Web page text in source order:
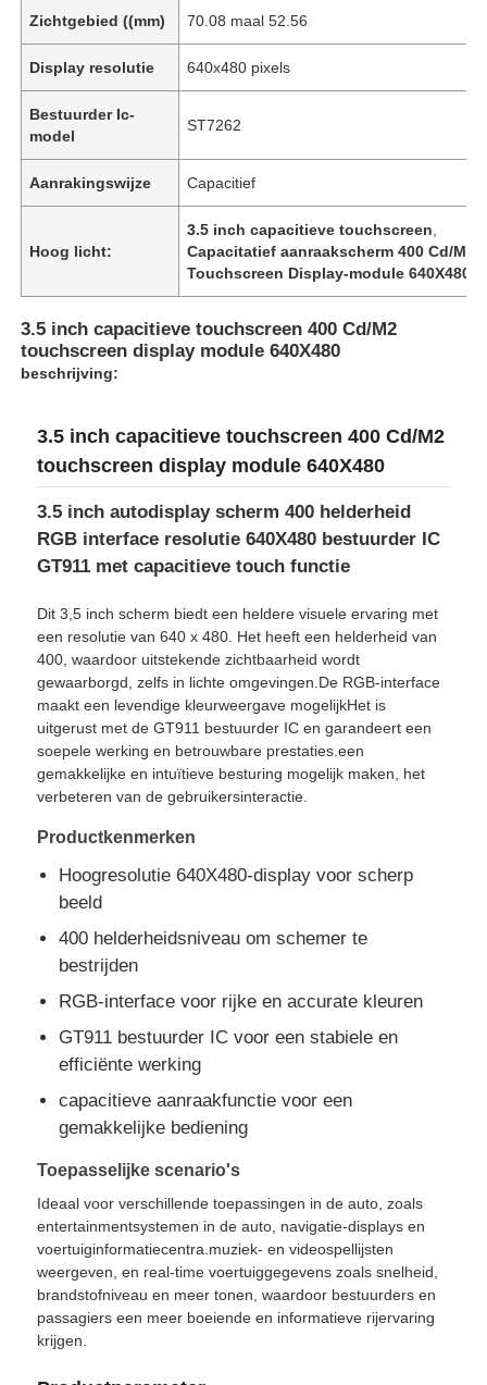
Huis
Video's
Over Ons
Fabriekstour
Kwaliteitscontrole
Neem contact met ons op
Nieuws
Gevallen
Zichtgebied ((mm) 70.08 maal 52.56
Display resolutie 640x480 pixels
Bestuurder Ic-
model
ST7262
Aanrakingswijze Capacitief
Hoog licht:
3.5 inch capacitieve touchscreen
Capacitatief aanraakscherm 400 Cd/M2
Touchscreen Display-module 640X480
3.5 inch capacitieve touchscreen 400 Cd/M2
touchscreen display module 640X480
beschrijving:
3.5 inch capacitieve touchscreen 400 Cd/M2
touchscreen display module 640X480
3.5 inch autodisplay scherm 400 helderheid
RGB interface resolutie 640X480 bestuurder IC
GT911 met capacitieve touch functie
Dit 3,5 inch scherm biedt een heldere visuele ervaring met
een resolutie van 640 x 480. Het heeft een helderheid van
400, waardoor uitstekende zichtbaarheid wordt
gewaarborgd, zelfs in lichte omgevingen.De RGB-interface
maakt een levendige kleurweergave mogelijkHet is
uitgerust met de GT911 bestuurder IC en garandeert een
soepele werking en betrouwbare prestaties.een
gemakkelijke en intuïtieve besturing mogelijk maken, het
verbeteren van de gebruikersinteractie.
Productkenmerken
Hoogresolutie 640X480-display voor scherp
beeld
400 helderheidsniveau om schemer te
bestrijden
RGB-interface voor rijke en accurate kleuren
GT911 bestuurder IC voor een stabiele en
efficiënte werking
capacitieve aanraakfunctie voor een
gemakkelijke bediening
Toepasselijke scenario's
Ideaal voor verschillende toepassingen in de auto, zoals
entertainmentsystemen in de auto, navigatie-displays en
voertuiginformatiecentra.muziek- en videospellijsten
weergeven, en real-time voertuiggegevens zoals snelheid,
brandstofniveau en meer tonen, waardoor bestuurders en
passagiers een meer boeiende en informatieve rijervaring
krijgen.